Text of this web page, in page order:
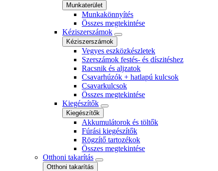
Munkaterület
Munkakönnyítés
Összes megtekintése
Kéziszerszámok
Kéziszerszámok
Vegyes eszközkészletek
Szerszámok festés- és díszitéshez
Racsnik és aljzatok
Csavarhúzók + hatlapú kulcsok
Csavarkulcsok
Összes megtekintése
Kiegészítők
Kiegészítők
Akkumulátorok és töltők
Fúrási kiegészítők
Rögzítő tartozékok
Összes megtekintése
Otthoni takarítás
Otthoni takarítás